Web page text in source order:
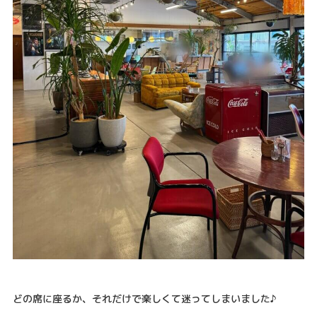
どの席に座るか、それだけで楽しくて迷ってしまいました♪